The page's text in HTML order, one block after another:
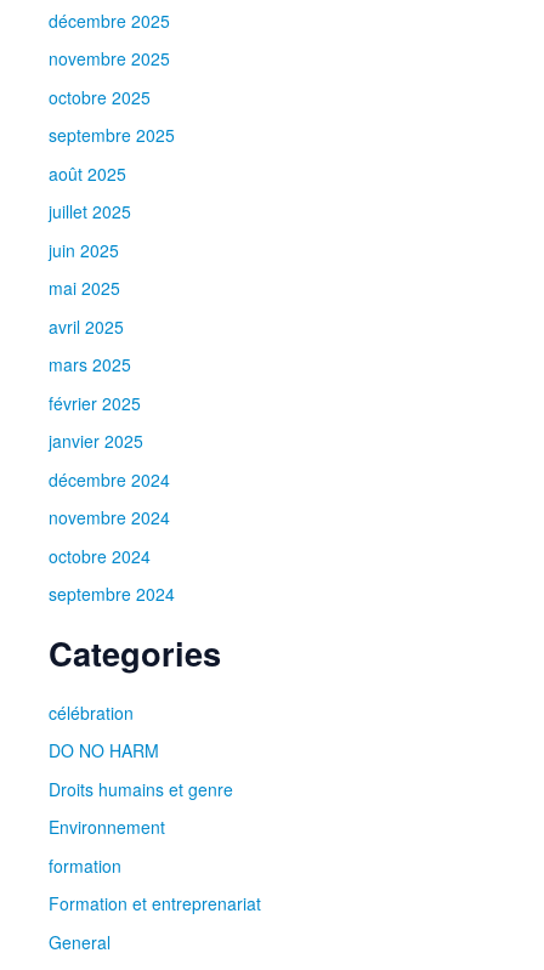
décembre 2025
novembre 2025
octobre 2025
septembre 2025
août 2025
juillet 2025
juin 2025
mai 2025
avril 2025
mars 2025
février 2025
janvier 2025
décembre 2024
novembre 2024
octobre 2024
septembre 2024
Categories
célébration
DO NO HARM
Droits humains et genre​
Environnement
formation
Formation et entreprenariat
General